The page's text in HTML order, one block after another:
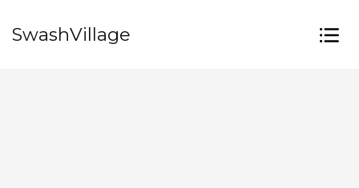
SwashVillage